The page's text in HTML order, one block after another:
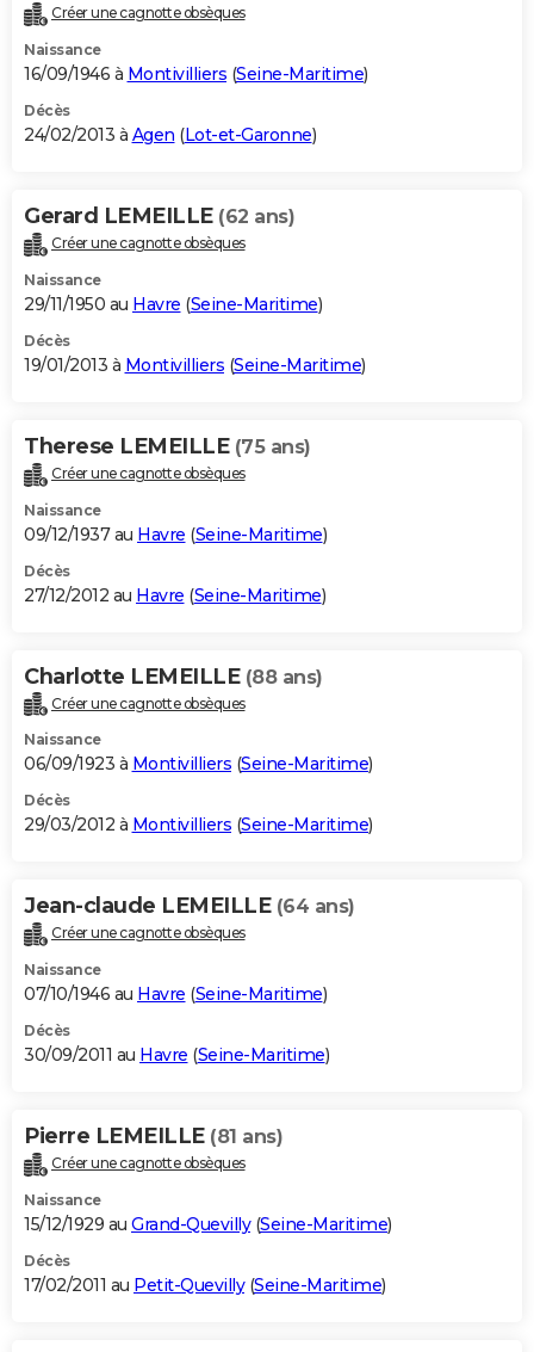
Créer une cagnotte obsèques
Naissance
16/09/1946 à Montivilliers (Seine-Maritime)
Décès
24/02/2013 à Agen (Lot-et-Garonne)
Gerard LEMEILLE (62 ans)
Créer une cagnotte obsèques
Naissance
29/11/1950 au Havre (Seine-Maritime)
Décès
19/01/2013 à Montivilliers (Seine-Maritime)
Therese LEMEILLE (75 ans)
Créer une cagnotte obsèques
Naissance
09/12/1937 au Havre (Seine-Maritime)
Décès
27/12/2012 au Havre (Seine-Maritime)
Charlotte LEMEILLE (88 ans)
Créer une cagnotte obsèques
Naissance
06/09/1923 à Montivilliers (Seine-Maritime)
Décès
29/03/2012 à Montivilliers (Seine-Maritime)
Jean-claude LEMEILLE (64 ans)
Créer une cagnotte obsèques
Naissance
07/10/1946 au Havre (Seine-Maritime)
Décès
30/09/2011 au Havre (Seine-Maritime)
Pierre LEMEILLE (81 ans)
Créer une cagnotte obsèques
Naissance
15/12/1929 au Grand-Quevilly(Seine-Maritime)
Décès
17/02/2011 au Petit-Quevilly(Seine-Maritime)